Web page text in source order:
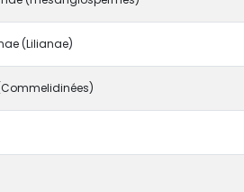
(Lilianae)